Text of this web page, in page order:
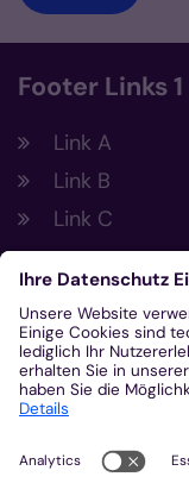
Footer Links 1
Link A
Link B
Link C
Footer Links 2
Link A
Link B
Link C
Kontakt